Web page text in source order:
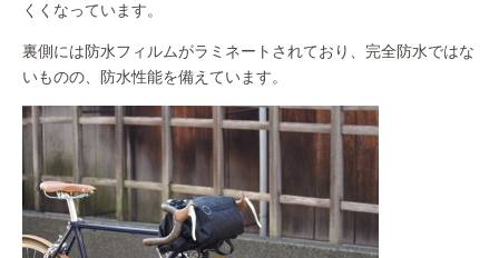
くくなっています。
裏側には防水フィルムがラミネートされており、完全防水ではな
いものの、防水性能を備えています。